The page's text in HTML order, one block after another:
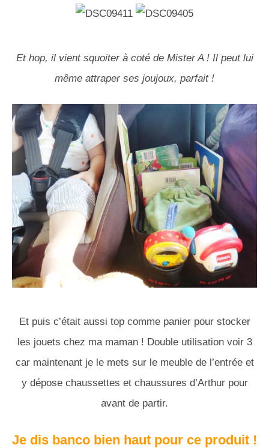
Et hop, il vient squoiter à coté de Mister A ! Il peut lui
même attraper ses joujoux, parfait !
Et puis c’était aussi top comme panier pour stocker
les jouets chez ma maman ! Double utilisation voir 3
car maintenant je le mets sur le meuble de l’entrée et
y dépose chaussettes et chaussures d’Arthur pour
avant de partir.
Je dis banco bien haut pour ce produit !